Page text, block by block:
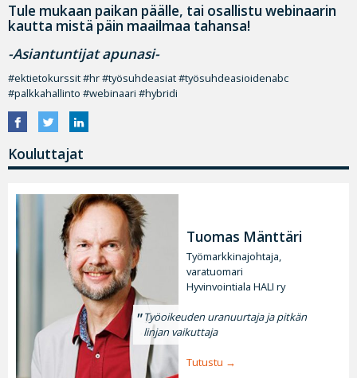
Tule mukaan paikan päälle, tai osallistu webinaarin
kautta mistä päin maailmaa tahansa!
-Asiantuntijat apunasi-
#ektietokurssit #hr #työsuhdeasiat #työsuhdeasioidenabc
#palkkahallinto #webinaari #hybridi
Kouluttajat
Tuomas Mänttäri
Työmarkkinajohtaja,
varatuomari
Hyvinvointiala HALI ry
Työoikeuden uranuurtaja ja pitkän
linjan vaikuttaja
Tutustu